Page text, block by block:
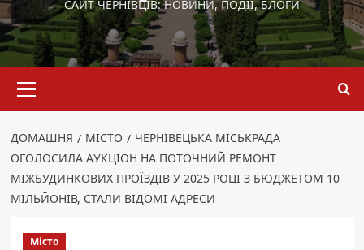
САЙТ ЧЕРНІВЦІВ: НОВИНИ, ПОДІЇ, БЛОГИ
меню
ДОМАШНЯ МІСТО
ЧЕРНІВЕЦЬКА МІСЬКРАДА
ОГОЛОСИЛА АУКЦІОН НА ПОТОЧНИЙ РЕМОНТ
МІЖБУДИНКОВИХ ПРОЇЗДІВ У 2025 РОЦІ З БЮДЖЕТОМ 10
МІЛЬЙОНІВ, СТАЛИ ВІДОМІ АДРЕСИ
Місто